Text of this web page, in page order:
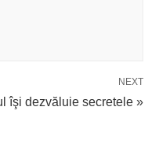
NEXT
îşi dezvăluie secretele »